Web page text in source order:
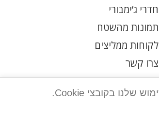
חדרי ג’ימבורי
תמונות מהשטח
לקוחות ממליצים
צרו קשר
מדיניות פרטיות